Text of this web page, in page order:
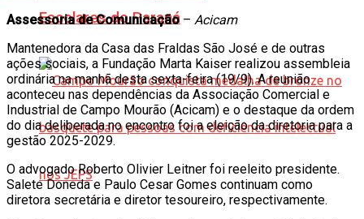
Escolares do Paraná
Assessoria de Comunicação– Acicam
Mantenedora da Casa das Fraldas São José e de outras
ações sociais, a Fundação Marta Kaiser realizou assembleia
ordinária na manhã desta sexta-feira (19/9). A reunião
aconteceu nas dependências da Associação Comercial e
Industrial de Campo Mourão (Acicam) e o destaque da ordem
do dia deliberada no encontro foi a eleição da diretoria para a
gestão 2025-2029.
O advogado Roberto Olivier Leitner foi reeleito presidente.
Salete Doneda e Paulo Cesar Gomes continuam como
diretora secretária e diretor tesoureiro, respectivamente.